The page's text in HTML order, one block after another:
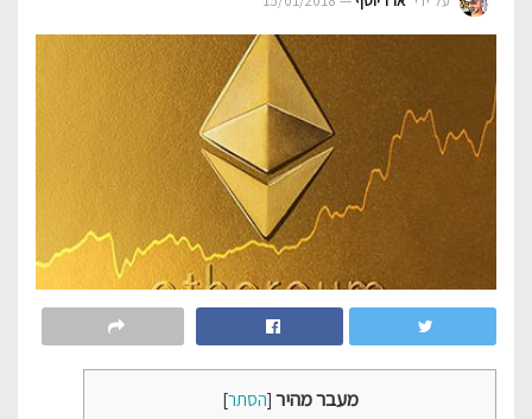
מעבר מהיר [הסתר]